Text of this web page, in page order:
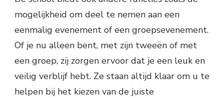
mogelijkheid om deel te nemen aan een
eenmalig evenement of een groepsevenement.
Of je nu alleen bent, met zijn tweeën of met
een groep, zij zorgen ervoor dat je een leuk en
veilig verblijf hebt. Ze staan ​​altijd klaar om u te
helpen bij het kiezen van de juiste